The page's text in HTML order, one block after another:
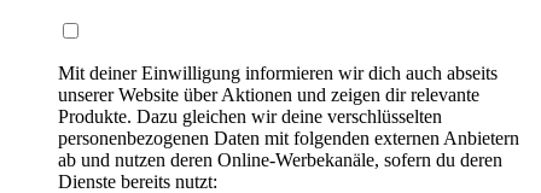
Mit deiner Einwilligung informieren wir dich auch abseits
unserer Website über Aktionen und zeigen dir relevante
Produkte. Dazu gleichen wir deine verschlüsselten
personenbezogenen Daten mit folgenden externen Anbietern
ab und nutzen deren Online-Werbekanäle, sofern du deren
Dienste bereits nutzt: